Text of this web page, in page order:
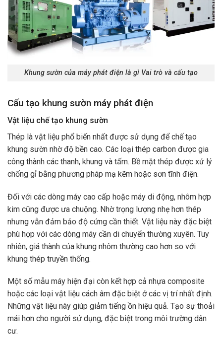
Khung sườn của máy phát điện là gì Vai trò và cấu tạo
Cấu tạo khung sườn máy phát điện
Vật liệu chế tạo khung sườn
Thép là vật liệu phổ biến nhất được sử dụng để chế tạo
khung sườn nhờ độ bền cao. Các loại thép carbon được gia
công thành các thanh, khung và tấm. Bề mặt thép được xử lý
chống gỉ bằng phương pháp mạ kẽm hoặc sơn tĩnh điện.
Đối với các dòng máy cao cấp hoặc máy di động, nhôm hợp
kim cũng được ưa chuộng. Nhờ trọng lượng nhẹ hơn thép
nhưng vẫn đảm bảo độ cứng cần thiết. Vật liệu này đặc biệt
phù hợp với các dòng máy cần di chuyển thường xuyên. Tuy
nhiên, giá thành của khung nhôm thường cao hơn so với
khung thép truyền thống.
Một số mẫu máy hiện đại còn kết hợp cả nhựa composite
hoặc các loại vật liệu cách âm đặc biệt ở các vị trí nhất định.
Những vật liệu này giúp giảm tiếng ồn hiệu quả. Tạo sự thoải
mái hơn cho người sử dụng, đặc biệt trong môi trường dân
cư.